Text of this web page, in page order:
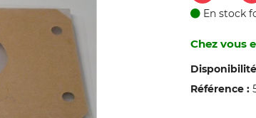
En stock
Chez vous
Référence :